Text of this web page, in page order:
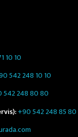
10 10
542 248 10 10
542 248 80 80
+90 542 248 85 80